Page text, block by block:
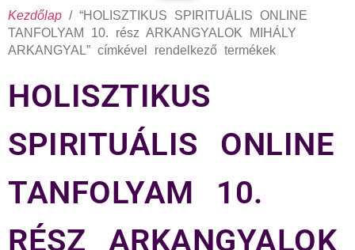
Kezdőlap / “HOLISZTIKUS SPIRITUÁLIS ONLINE
TANFOLYAM 10. rész ARKANGYALOK MIHÁLY
ARKANGYAL” címkével rendelkező termékek
HOLISZTIKUS
SPIRITUÁLIS ONLINE
TANFOLYAM 10.
RÉSZ ARKANGYALOK